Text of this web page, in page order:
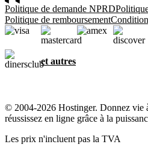
Politique de demande NPRD
Politique de remboursement
et autres
© 2004-2026 Hostinger. Donnez vie
réussissez en ligne grâce à la
Les prix n'incluent pas la TVA